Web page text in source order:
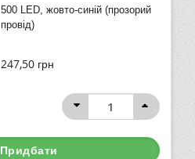
500 LED, жовто-синій (прозорий
провід)
247,50 грн
Придбати